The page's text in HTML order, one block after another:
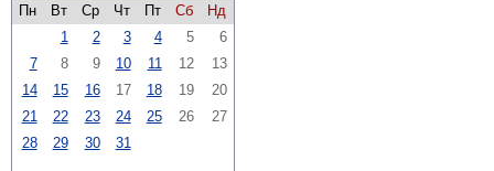
Пн
Вт Ср Чт Пт Сб
Нд
1
2 3 4 5
6
7
8 9 10 11 12
13
14
15 16 17 18 19
20
21
22 23 24 25 26
27
28
29 30 31